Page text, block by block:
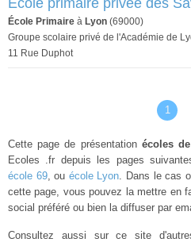
Ecole primaire privée des
École Primaire à Lyon (69000)
Groupe scolaire privé de l'Académie de
11 Rue Duphot
1
Cette page de présentation écoles
Ecoles .fr depuis les pages
école 69, ou école Lyon. Dans le cas
cette page, vous pouvez la mettre en
social préféré ou bien la diffuser par
Consultez aussi sur ce site